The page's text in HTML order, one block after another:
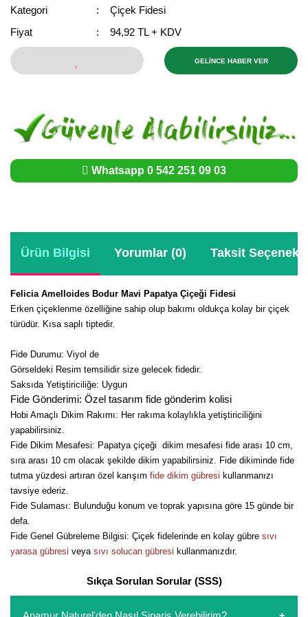
Kategori
Çiçek Fidesi
Fiyat
94,92 TL + KDV
GELİNCE HABER VER
Whatsapp 0 542 251 09 03
Ürün Bilgisi Yorumlar (0) Taksit
Felicia Amelloides Bodur Mavi Papatya Çiçeği Fidesi
Erken çiçeklenme özelliğine sahip olup bakımı oldukça kolay bir çiçek
türüdür. Kısa saplı tiptedir.
Fide Durumu: Viyol de
Görseldeki Resim temsilidir size gelecek fidedir.
Saksıda Yetiştiriciliğe: Uygun
Fide Gönderimi: Özel tasarım fide gönderim kolisi
Hobi Amaçlı Dikim Rakımı: Her rakıma kolaylıkla yetiştiriciliğini
yapabilirsiniz.
Fide Dikim Mesafesi: Papatya çiçeği dikim mesafesi fide arası 10 cm,
sıra arası 10 cm olacak şekilde dikim yapabilirsiniz. Fide dikiminde fide
tutma yüzdesi artıran özel karışım fide dikim gübresi kullanmanızı
tavsiye ederiz.
Fide Sulaması: Bulunduğu konum ve toprak yapısına göre 15 günde bir
defa.
Fide Genel Gübreleme Bilgisi: Çiçek fidelerinde en kolay gübre sıvı
yarasa gübresi veya sıvı solucan gübresi kullanmanızdır.
Sıkça Sorulan Sorular (SSS)
Goji Berry Fidanı
Kapari Gebre Otu Fidanı
Keçiboynuzu Fidanı
Kızılcık Fidanı
Kocayemiş Fidanı
Kuşburnu Fidanı
Liçi Fidanı
Longan Fidanı
Malta Eriği Fidanı
Mango Fidanı
Melez Meyveler
Murt Fidanı
Muz Fidanı